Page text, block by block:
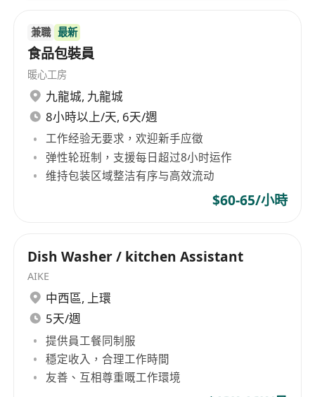
兼職 最新
食品包裝員
暖心工房
九龍城, 九龍城
8小時以上/天, 6天/週
工作经验无要求，欢迎新手应徵
弹性轮班制，支援每日超过8小时运作
维持包装区域整洁有序与高效流动
$60-65/小時
Dish Washer / kitchen Assistant
AIKE
中西區, 上環
5天/週
提供員工餐同制服
穩定收入，合理工作時間
友善、互相尊重嘅工作環境